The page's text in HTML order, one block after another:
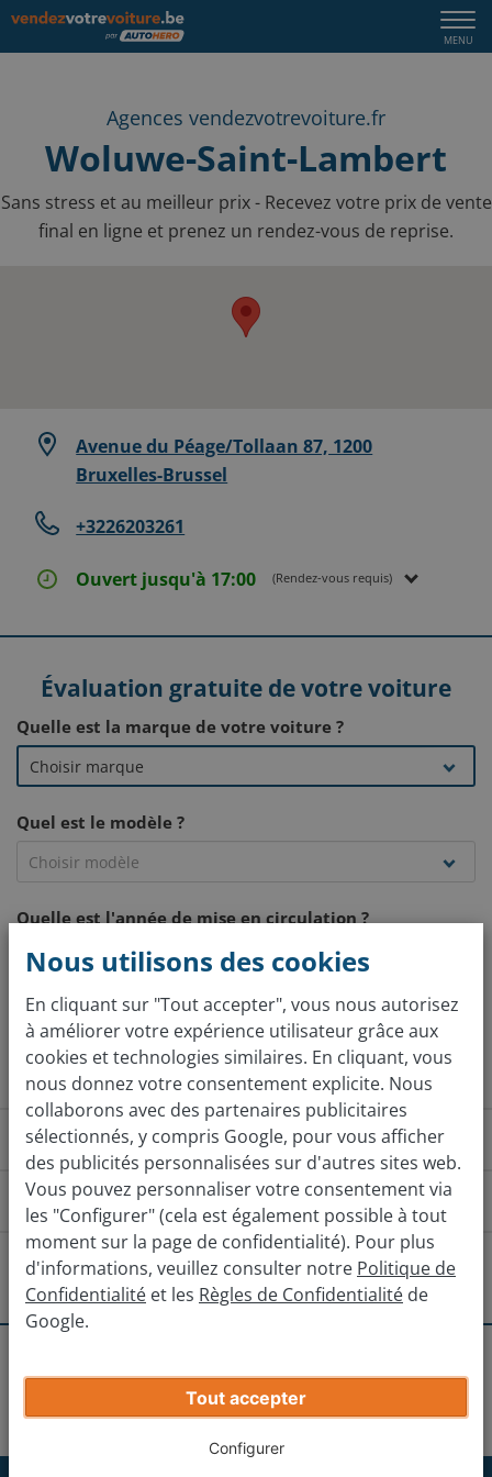
MENU
Agences vendezvotrevoiture.fr
Woluwe-Saint-Lambert
Sans stress et au meilleur prix - Recevez votre prix de vente
final en ligne et prenez un rendez-vous de reprise.
Avenue du Péage/Tollaan 87, 1200
Bruxelles-Brussel
+3226203261
Ouvert jusqu'à 17:00 (Rendez-vous requis)
Évaluation gratuite de votre voiture
Quelle est la marque de votre voiture ?
Quel est le modèle ?
Quelle est l'année de mise en circulation ?
Évaluez gratuitement
Comment ça fonctionne ?
Entrez les informations de votre voiture
Comment puis-je me rendre à l'agence ?
Du Nord Du Sud De l'Est
Vous suivez le R0/E40 à la direction sud-est à la
Liège/Louvain/Bruxelles.
Vous suivez le E40 à la direction Bruxelles et prenez la
Y a-t-il d'autres agences à proximité ?
Vilvoorde
Sint Pieters Leeuw
Agences Bruxelles-Brussel
Bruxelles-St-
Nous utilisons des cookies
En cliquant sur "Tout accepter", vous nous autorisez
à améliorer votre expérience utilisateur grâce aux
cookies et technologies similaires. En cliquant, vous
nous donnez votre consentement explicite. Nous
collaborons avec des partenaires publicitaires
sélectionnés, y compris Google, pour vous afficher
des publicités personnalisées sur d'autres sites web.
Vous pouvez personnaliser votre consentement via
les "Configurer" (cela est également possible à tout
moment sur la page de confidentialité). Pour plus
d'informations, veuillez consulter notre Politique de
Confidentialité et les Règles de Confidentialité de
Google.
Tout accepter
Configurer